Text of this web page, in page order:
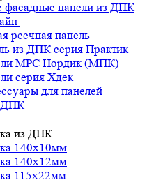
фасадные панели из ДПК
реечная панель
из ДПК серия Практик
MPC Нордик (МПК)
серия Хдек
для панелей
ДПК
из ДПК
140х10мм
140х12мм
115х22мм